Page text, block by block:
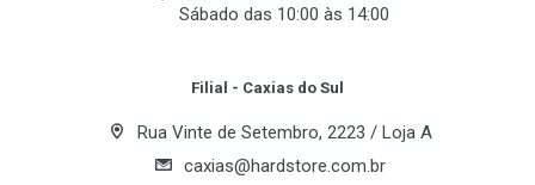
Sábado das 10:00 às 14:00
Filial - Caxias do Sul
Rua Vinte de Setembro, 2223 / Loja A
caxias@hardstore.com.br